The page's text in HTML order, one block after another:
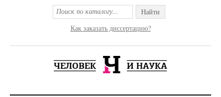
Найти
Как заказать диссертацию?